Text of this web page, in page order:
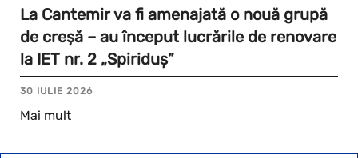
La Cantemir va fi amenajată o nouă grupă
de creșă – au început lucrările de renovare
la IET nr. 2 „Spiriduș”
30 IULIE 2026
Mai mult